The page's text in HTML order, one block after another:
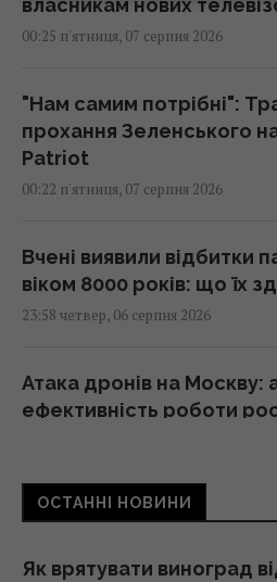
власникам нових
00:25 п'ятниця, 07 серпня 2026
"Нам самим потрібні":
прохання Зеленського
Patriot
00:22 п'ятниця, 07 серпня 2026
Вчені виявили відбитки
віком 8000 років: що їх
23:58 четвер, 06 серпня 2026
Атака дронів на Москву:
ефективність роботи
Жінки з дипломами
дослідження
ОСТАННІ НОВИНИ
Як врятувати виноград